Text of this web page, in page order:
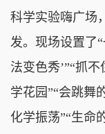
科学实验嗨广场
发。现场设置了
法变色秀’”“抓
学花园”“会跳舞
化学振荡”“生命